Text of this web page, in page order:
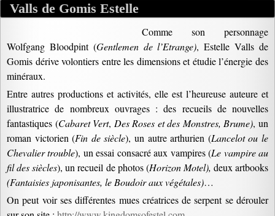
Valls de Gomis Estelle
Comme son personnage
Wolfgang Bloodpint (Gentlemen de l’Etrange), Estelle Valls de
Gomis dérive volontiers entre les dimensions et étudie l’énergie des
minéraux.
Entre autres productions et activités, elle est l’heureuse auteure et
illustratrice de nombreux ouvrages : des recueils de nouvelles
fantastiques (Cabaret Vert, Des Roses et des Monstres, Brume), un
roman victorien (Fin de siècle), un autre arthurien (Lancelot ou le
Chevalier trouble), un essai consacré aux vampires (Le vampire au
fil des siècles), un recueil de photos (Horizon Motel), deux artbooks
(Fantaisies japonisantes, le Boudoir aux végétales)…
On peut voir ses différentes mues créatrices de serpent se dérouler